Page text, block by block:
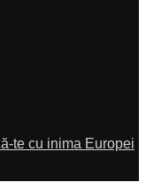
te cu inima Europei